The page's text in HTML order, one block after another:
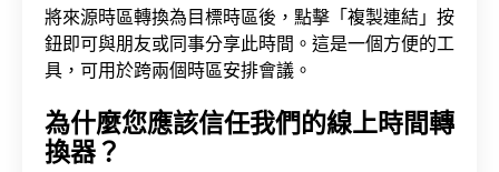
將來源時區轉換為目標時區後，點擊「複製連結」按
鈕即可與朋友或同事分享此時間。這是一個方便的工
具，可用於跨兩個時區安排會議。
為什麼您應該信任我們的線上時間轉
換器？